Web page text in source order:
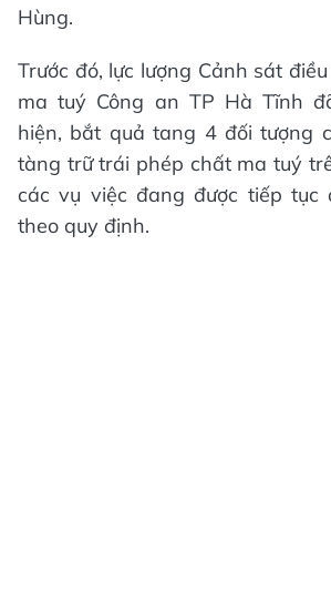
Hùng.
Trước đó, lực lượng Cảnh sát
ma tuý Công an TP Hà Tĩnh
hiện, bắt quả tang 4 đối tượng
tàng trữ trái phép chất ma tuý
các vụ việc đang được tiếp tục
theo quy định.